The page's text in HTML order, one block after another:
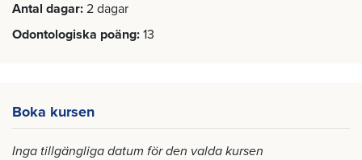
Antal dagar 2 dagar
Odontologiska poäng 13
Boka kursen
Inga tillgängliga datum för den valda kursen